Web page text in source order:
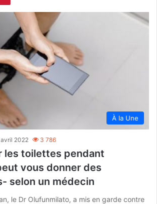
À la Une
2022 3 786
les toilettes pendant
vous donner des
selon un médecin
le Dr Olufunmilato, a mis en garde contre